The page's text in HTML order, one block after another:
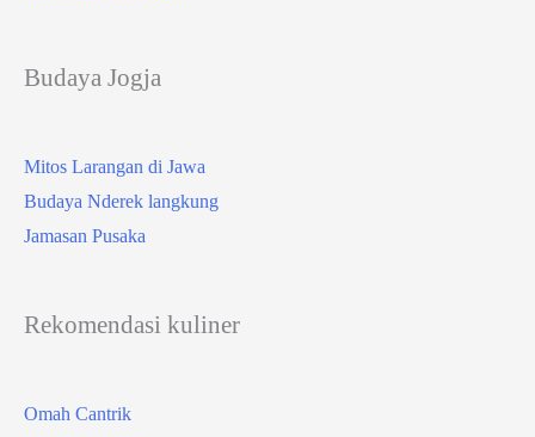
Budaya Jogja
Mitos Larangan di Jawa
Budaya Nderek langkung
Jamasan Pusaka
Rekomendasi kuliner
Omah Cantrik